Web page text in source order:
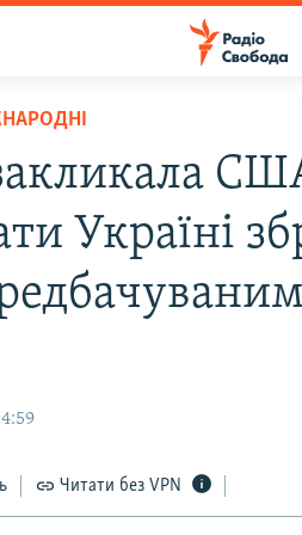
Україні
Читати без VPN